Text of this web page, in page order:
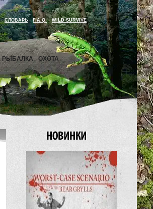
СЛОВАРЬ F.A.Q. WILD SURVIVE
РЫБАЛКА ОХОТА